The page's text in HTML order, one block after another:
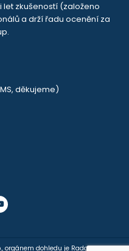
let zkušeností (založeno
a drží řadu ocenění za
děkujeme)
orgánem dohledu je Rada pro